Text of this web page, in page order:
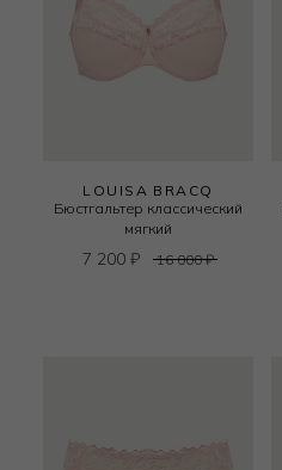
LOUISA BRACQ
Бюстгальтер классический
мягкий
7 200 ₽ 16 000₽